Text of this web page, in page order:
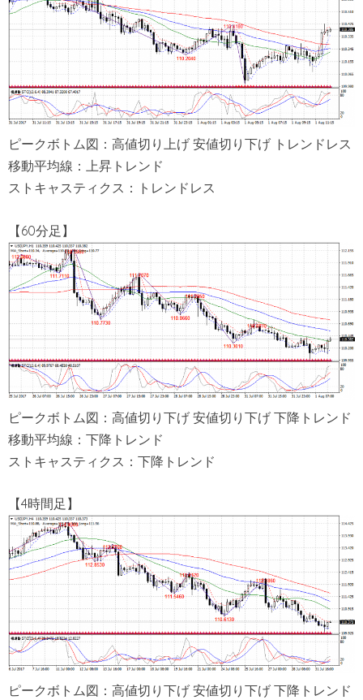
ピークボトム図：高値切り上げ 安値切り下げ トレンドレス
移動平均線：上昇トレンド
ストキャスティクス：トレンドレス
【60分足】
ピークボトム図：高値切り下げ 安値切り下げ 下降トレンド
移動平均線：下降トレンド
ストキャスティクス：下降トレンド
【4時間足】
ピークボトム図：高値切り下げ 安値切り下げ 下降トレンド